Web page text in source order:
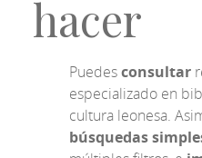
hacer
Puedesconsultar
especializado en
cultura leonesa.
búsquedas